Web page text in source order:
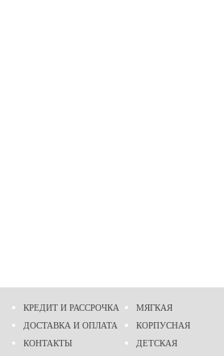
КРЕДИТ И РАССРОЧКА
ДОСТАВКА И ОПЛАТА
КОНТАКТЫ
МЯГКАЯ
КОРПУСНАЯ
ДЕТСКАЯ